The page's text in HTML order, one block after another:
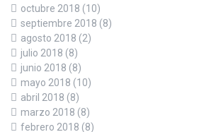
octubre 2018 (10)
septiembre 2018 (8)
agosto 2018 (2)
julio 2018 (8)
junio 2018 (8)
mayo 2018 (10)
abril 2018 (8)
marzo 2018 (8)
febrero 2018 (8)